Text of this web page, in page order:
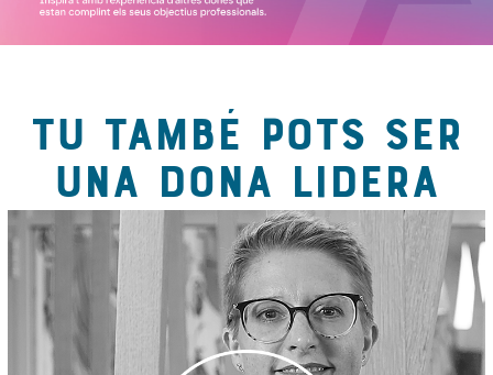
TU TAMBÉ POTS SER
UNA DONA LIDERA